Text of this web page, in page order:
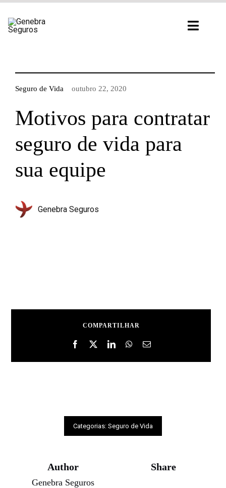
para
Seguro de Vida outubro 22, 2020
Motivos para contratar
seguro de vida para
sua equipe
Genebra Seguros
COMPARTILHAR
Categorias: Seguro de Vida
Author
Genebra Seguros
Share